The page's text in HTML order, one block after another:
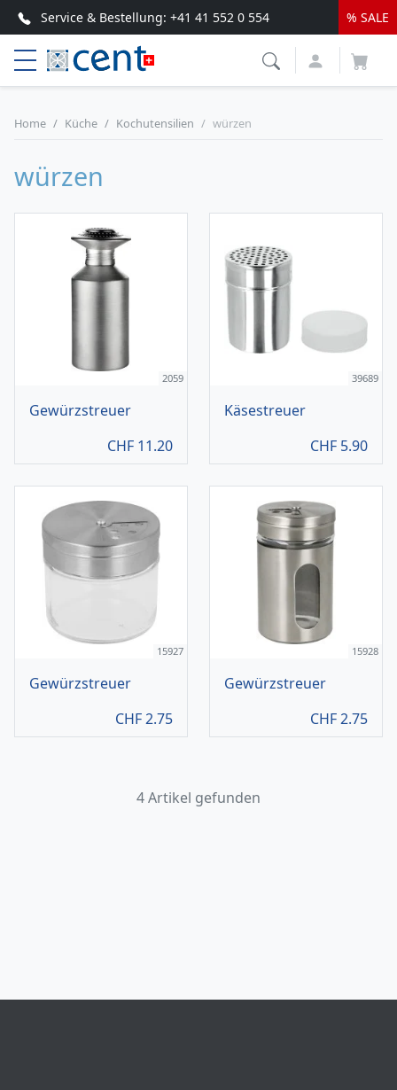
Service & Bestellung: +41 41 552 0 554
Top Service & schnelle Lieferung
% SALE
Home Küche Kochutensilien würzen
würzen
2059
Gewürzstreuer
CHF 11.20
39689
Käsestreuer
CHF 5.90
15927
Gewürzstreuer
CHF2.75
15928
Gewürzstreuer
CHF2.75
4 Artikel gefunden